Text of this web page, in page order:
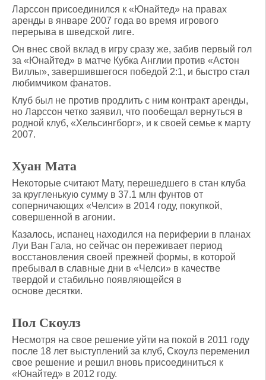
Ларссон присоединился к «Юнайтед» на правах
аренды в январе 2007 года во время игрового
перерыва в шведской лиге.
Он внес свой вклад в игру сразу же, забив первый гол
за «Юнайтед» в матче Кубка Англии против «Астон
Виллы», завершившегося победой 2:1, и быстро стал
любимчиком фанатов.
Клуб был не против продлить с ним контракт аренды,
но Ларссон четко заявил, что пообещал вернуться в
родной клуб, «Хельсингборг», и к своей семье к марту
2007.
Хуан Мата
Некоторые считают Мату, перешедшего в стан клуба
за кругленькую сумму в 37.1 млн фунтов от
соперничающих «Челси» в 2014 году, покупкой,
совершенной в агонии.
Казалось, испанец находился на периферии в планах
Луи Ван Гала, но сейчас он переживает период
восстановления своей прежней формы, в которой
пребывал в славные дни в «Челси» в качестве
твердой и стабильно появляющейся в
основе десятки.
Пол Скоулз
Несмотря на свое решение уйти на покой в 2011 году
после 18 лет выступлений за клуб, Скоулз переменил
свое решение и решил вновь присоединиться к
«Юнайтед» в 2012 году.